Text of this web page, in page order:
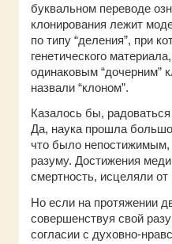
буквальном переводе
клонирования лежит
по типу “деления”, при
генетического
одинаковым “дочерним”
назвали “клоном”.
Казалось бы,
Да, наука прошла
что было непостижимым,
разуму. Достижения
смертность, исцеляли
Но если на протяжении
совершенствуя свой
согласии с духовно-